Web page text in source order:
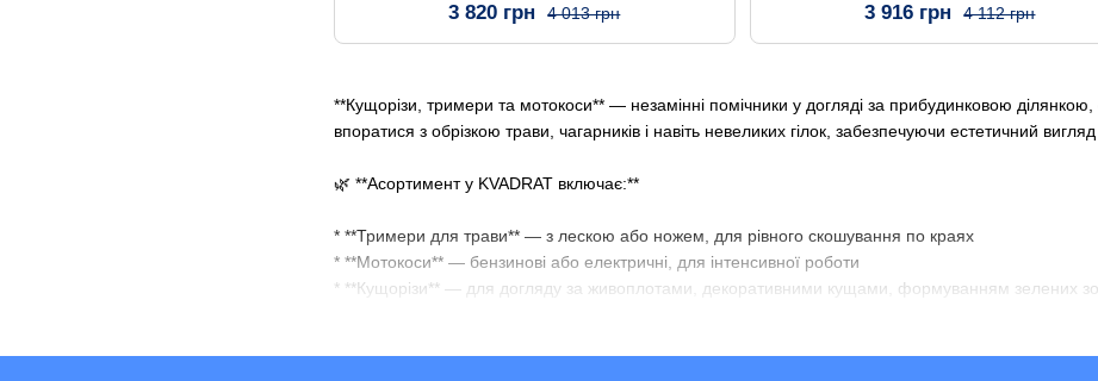
**Кущорізи, тримери та мотокоси** — незамінні помічники у догляді за прибудинковою
впоратися з обрізкою трави, чагарників і навіть невеликих гілок, забезпечуючи естетичний вигляд
🌿 **Асортимент у KVADRAT включає:**
* **Тримери для трави** — з лескою або ножем, для рівного скошування по краях
* **Мотокоси** — бензинові або електричні, для інтенсивної роботи
* **Кущорізи** — для догляду за живоплотами, декоративними кущами, формуванням зелених
4 013 грн
3 820 грн 4 112 грн
3 916 грн